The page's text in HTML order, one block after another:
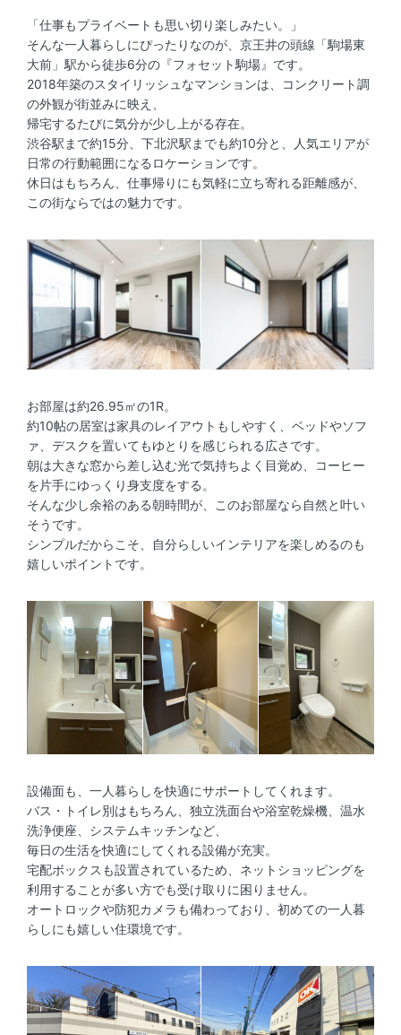
「仕事もプライベートも思い切り楽しみたい。」
そんな一人暮らしにぴったりなのが、京王井の頭線「駒場東
大前」駅から徒歩6分の『フォセット駒場』です。
2018年築のスタイリッシュなマンションは、コンクリート調
の外観が街並みに映え、
帰宅するたびに気分が少し上がる存在。
渋谷駅まで約15分、下北沢駅までも約10分と、人気エリアが
日常の行動範囲になるロケーションです。
休日はもちろん、仕事帰りにも気軽に立ち寄れる距離感が、
この街ならではの魅力です。
お部屋は約26.95㎡の1R。
約10帖の居室は家具のレイアウトもしやすく、ベッドやソフ
ァ、デスクを置いてもゆとりを感じられる広さです。
朝は大きな窓から差し込む光で気持ちよく目覚め、コーヒー
を片手にゆっくり身支度をする。
そんな少し余裕のある朝時間が、このお部屋なら自然と叶い
そうです。
シンプルだからこそ、自分らしいインテリアを楽しめるのも
嬉しいポイントです。
設備面も、一人暮らしを快適にサポートしてくれます。
バス・トイレ別はもちろん、独立洗面台や浴室乾燥機、温水
洗浄便座、システムキッチンなど、
毎日の生活を快適にしてくれる設備が充実。
宅配ボックスも設置されているため、ネットショッピングを
利用することが多い方でも受け取りに困りません。
オートロックや防犯カメラも備わっており、初めての一人暮
らしにも嬉しい住環境です。